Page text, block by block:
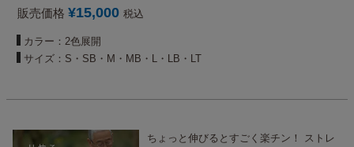
販売価格 ¥15,000 税込
カラー：2色展開
サイズ：S・SB・M・MB・L・LB・LT
ちょっと伸びるとすごく楽チン！ ストレ